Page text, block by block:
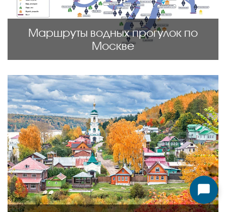
Маршруты водных прогулок по
Москве